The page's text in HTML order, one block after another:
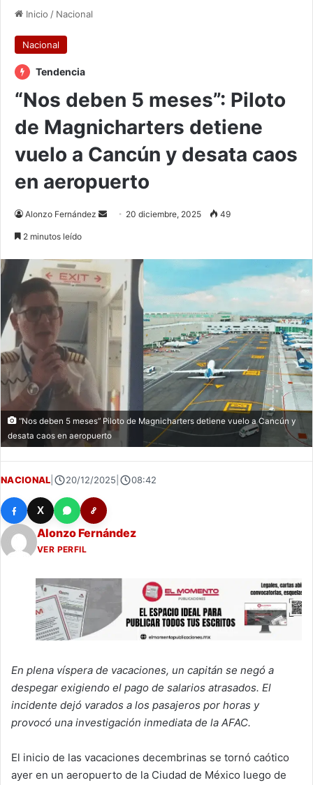
Inicio / Nacional
Nacional
Tendencia
“Nos deben 5 meses”: Piloto
de Magnicharters detiene
vuelo a Cancún y desata caos
en aeropuerto
Alonzo Fernández
Send 20 diciembre, 2025 49
2 minutos leído
“Nos deben 5 meses” Piloto de Magnicharters detiene vuelo a Cancún y
desata caos en aeropuerto
NACIONAL 20/12/2025 08:42
X
Alonzo Fernández
VER PERFIL
En plena víspera de vacaciones, un capitán se negó a
despegar exigiendo el pago de salarios atrasados. El
incidente dejó varados a los pasajeros por horas y
provocó una investigación inmediata de la AFAC.
El inicio de las vacaciones decembrinas se tornó caótico
ayer en un aeropuerto de la Ciudad de México luego de